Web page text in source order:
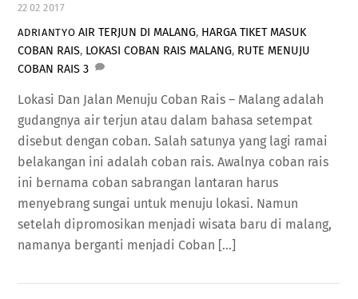
22 02 2017
ADRIANTYO AIR TERJUN DI MALANG, HARGA TIKET MASUK
COBAN RAIS, LOKASI COBAN RAIS MALANG, RUTE MENUJU
COBAN RAIS 3
Lokasi Dan Jalan Menuju Coban Rais – Malang adalah
gudangnya air terjun atau dalam bahasa setempat
disebut dengan coban. Salah satunya yang lagi ramai
belakangan ini adalah coban rais. Awalnya coban rais
ini bernama coban sabrangan lantaran harus
menyebrang sungai untuk menuju lokasi. Namun
setelah dipromosikan menjadi wisata baru di malang,
namanya berganti menjadi Coban […]